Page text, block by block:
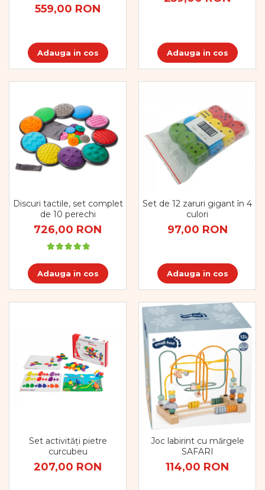
Diverse jucarii educative
Figurine
Montessori
Educatie inovativa
Anatomie
Comunicare
Dezvoltare timpurie
Experimente
Joc imaginativ
Jucării interactive
Lumina
Lumini si culori
Matematica
Pregătire pentru școală
Mărgele de călcat HAMA
Hama Maxi Sticks
Margele HAMA MAXI
TimeTimer
Stimulare senzoriala
559,00 RON
Adauga in cos Adauga in cos
Discuri tactile, set complet
de 10 perechi
726,00 RON
Adauga in cos
Set de 12 zaruri gigant în 4
culori
97,00 RON
Adauga in cos
Set activități pietre
curcubeu
207,00 RON
Joc labirint cu mărgele
SAFARI
114,00 RON